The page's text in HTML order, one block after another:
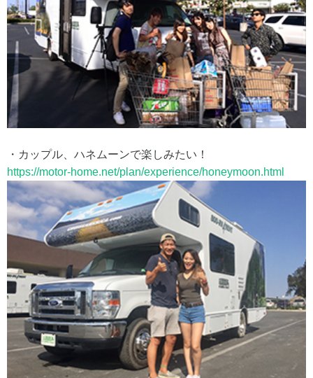
・カップル、ハネムーンで楽しみたい！
https://motor-home.net/plan/experience/honeymoon.html